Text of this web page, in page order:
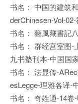
书名： 中国的建筑
derChinesen-Vol-
书名： 藝風藏書記
书名： 群经宫室图-
九书塾刊本-中国国
书名： 法显传-
esLegge-理雅各译-
书名： 奇姓通-14